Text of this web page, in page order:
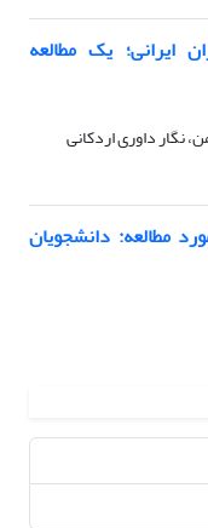
ایرانی؛ یک مطالعه
نگار داوری اردکانی
مطالعه: دانشجویان